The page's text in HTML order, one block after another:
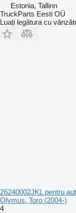
Estonia, Tallinn
TruckParts Eesti OÜ
Luați legătura cu
26240002JKL pentru
Olymus, Toro (2004-)
4